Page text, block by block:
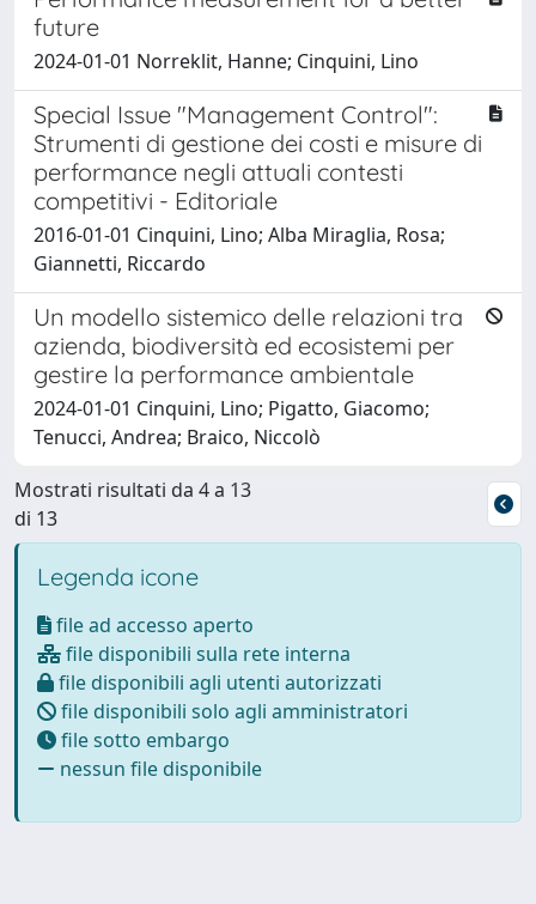
future
2024-01-01 Norreklit, Hanne; Cinquini, Lino
Special Issue "Management Control":
Strumenti di gestione dei costi e misure di
performance negli attuali contesti
competitivi - Editoriale
2016-01-01 Cinquini, Lino; Alba Miraglia, Rosa;
Giannetti, Riccardo
Un modello sistemico delle relazioni tra
azienda, biodiversità ed ecosistemi per
gestire la performance ambientale
2024-01-01 Cinquini, Lino; Pigatto, Giacomo;
Tenucci, Andrea; Braico, Niccolò
Mostrati risultati da 4 a 13
di 13
Legenda icone
file ad accesso aperto
file disponibili sulla rete interna
file disponibili agli utenti autorizzati
file disponibili solo agli amministratori
file sotto embargo
nessun file disponibile